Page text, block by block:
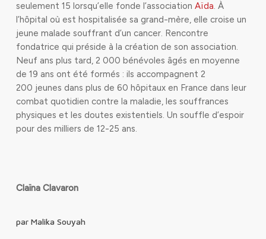
seulement 15 lorsqu’elle fonde l’association Aïda. À
l’hôpital où est hospitalisée sa grand-mère, elle croise un
jeune malade souffrant d’un cancer. Rencontre
fondatrice qui préside à la création de son association.
Neuf ans plus tard, 2 000 bénévoles âgés en moyenne
de 19 ans ont été formés : ils accompagnent 2
200 jeunes dans plus de 60 hôpitaux en France dans leur
combat quotidien contre la maladie, les souffrances
physiques et les doutes existentiels. Un souffle d’espoir
pour des milliers de 12-25 ans.
Claïna Clavaron
par Malika Souyah